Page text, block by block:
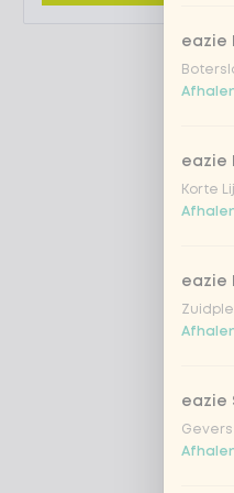
eazie
eazie
Korte
eazie
eazie